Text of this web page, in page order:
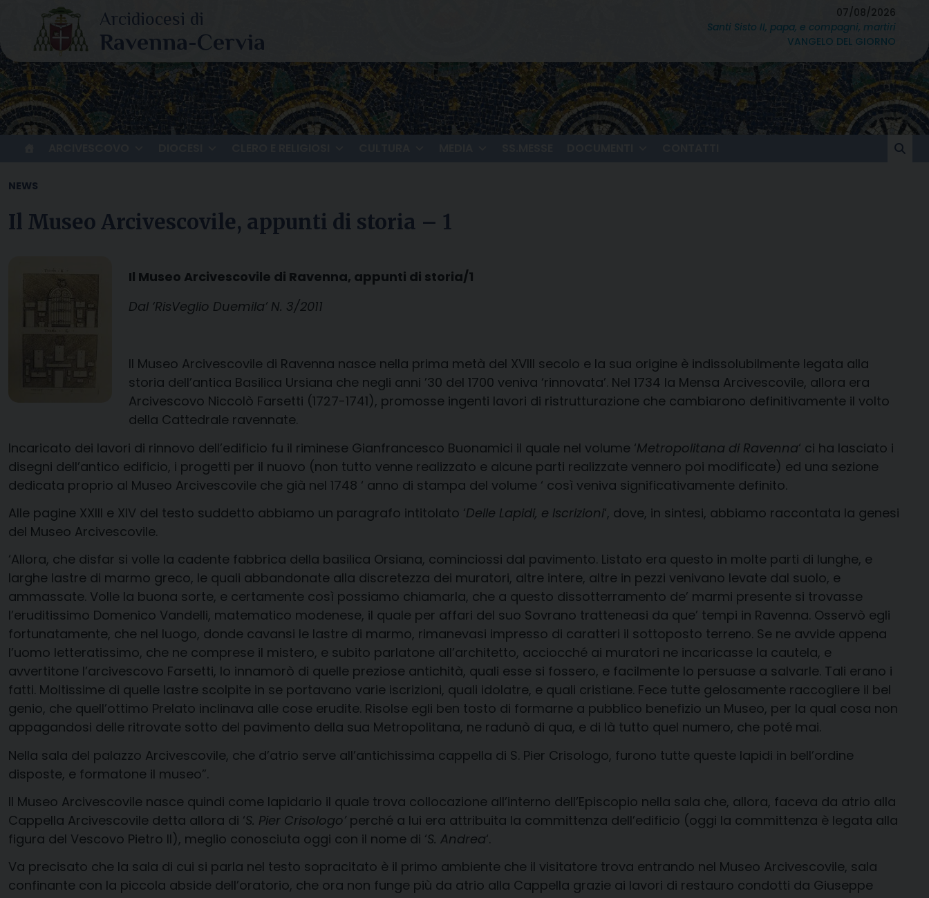
content
07/08/2026
Santi Sisto II, papa, e compagni, martiri
VANGELO DEL GIORNO
NEWS
Il Museo Arcivescovile, appunti di storia – 1
Il Museo Arcivescovile di Ravenna, appunti di storia/1
Dal ‘RisVeglio Duemila’ N. 3/2011
Il Museo Arcivescovile di Ravenna nasce nella prima metà del XVIII secolo e la sua origine è indissolubilmente legata alla
storia dell’antica Basilica Ursiana che negli anni ’30 del 1700 veniva ‘rinnovata’. Nel 1734 la Mensa Arcivescovile, allora era
Arcivescovo Niccolò Farsetti (1727-1741), promosse ingenti lavori di ristrutturazione che cambiarono definitivamente il volto
della Cattedrale ravennate.
Incaricato dei lavori di rinnovo dell’edificio fu il riminese Gianfrancesco Buonamici il quale nel volume ‘Metropolitana di Ravenna‘ ci ha lasciato i
disegni dell’antico edificio, i progetti per il nuovo (non tutto venne realizzato e alcune parti realizzate vennero poi modificate) ed una sezione
dedicata proprio al Museo Arcivescovile che già nel 1748 ‘ anno di stampa del volume ‘ così veniva significativamente definito.
Alle pagine XXIII e XIV del testo suddetto abbiamo un paragrafo intitolato ‘Delle Lapidi, e Iscrizioni‘, dove, in sintesi, abbiamo raccontata la genesi
del Museo Arcivescovile.
‘Allora, che disfar si volle la cadente fabbrica della basilica Orsiana, cominciossi dal pavimento. Listato era questo in molte parti di lunghe, e
larghe lastre di marmo greco, le quali abbandonate alla discretezza dei muratori, altre intere, altre in pezzi venivano levate dal suolo, e
ammassate. Volle la buona sorte, e certamente così possiamo chiamarla, che a questo dissotterramento de’ marmi presente si trovasse
l’eruditissimo Domenico Vandelli, matematico modenese, il quale per affari del suo Sovrano tratteneasi da que’ tempi in Ravenna. Osservò egli
fortunatamente, che nel luogo, donde cavansi le lastre di marmo, rimanevasi impresso di caratteri il sottoposto terreno. Se ne avvide appena
l’uomo letteratissimo, che ne comprese il mistero, e subito parlatone all’architetto, acciocché ai muratori ne incaricasse la cautela, e
avvertitone l’arcivescovo Farsetti, lo innamorò di quelle preziose antichità, quali esse si fossero, e facilmente lo persuase a salvarle. Tali erano i
fatti. Moltissime di quelle lastre scolpite in se portavano varie iscrizioni, quali idolatre, e quali cristiane. Fece tutte gelosamente raccogliere il bel
genio, che quell’ottimo Prelato inclinava alle cose erudite. Risolse egli ben tosto di formarne a pubblico benefizio un Museo, per la qual cosa non
appagandosi delle ritrovate sotto del pavimento della sua Metropolitana, ne radunò di qua, e di là tutto quel numero, che poté mai.
Nella sala del palazzo Arcivescovile, che d’atrio serve all’antichissima cappella di S. Pier Crisologo, furono tutte queste lapidi in bell’ordine
disposte, e formatone il museo”.
Il Museo Arcivescovile nasce quindi come lapidario il quale trova collocazione all’interno dell’Episcopio nella sala che, allora, faceva da atrio alla
Cappella Arcivescovile detta allora di ‘S. Pier Crisologo’perché a lui era attribuita la committenza dell’edificio (oggi la committenza è legata alla
figura del Vescovo Pietro II), meglio conosciuta oggi con il nome di ‘S. Andrea‘.
Va precisato che la sala di cui si parla nel testo sopracitato è il primo ambiente che il visitatore trova entrando nel Museo Arcivescovile, sala
confinante con la piccola abside dell’oratorio, che ora non funge più da atrio alla Cappella grazie ai lavori di restauro condotti da Giuseppe